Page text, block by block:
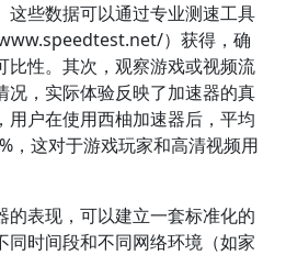
这些数据可以通过专业测速工具
）获得，确
比性。其次，观察游戏或视频流
况，实际体验反映了加速器的真
用户在使用西柚加速器后，平均
，这对于游戏玩家和高清视频用
的表现，可以建立一套标准化的
同时间段和不同网络环境（如家